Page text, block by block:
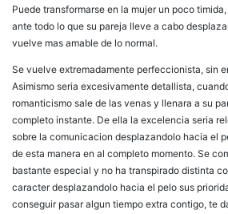
Puede transformarse en la mujer un poco
ante todo lo que su pareja lleve a cabo
vuelve mas amable de lo normal.
Se vuelve extremadamente perfeccionista, sin
Asimismo seri­a excesivamente detallista,
romanticismo sale de las venas y llenara a su
completo instante. De ella la excelencia seri­a
sobre la comunicacion desplazandolo hacia el
de esta manera en al completo momento. Se
bastante especial y no ha transpirado distinta
caracter desplazandolo hacia el pelo sus
conseguir pasar algun tiempo extra contigo, te